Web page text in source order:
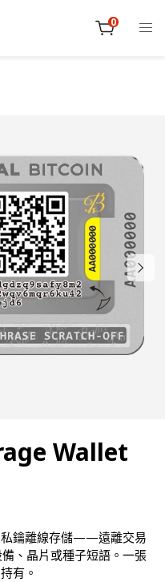
0item
Wallet
私鑰離線存儲——遠離交易
、晶片或種子短語。一張
有。